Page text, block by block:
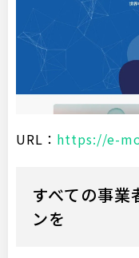
URL： https://e-
すべての事業
ンを